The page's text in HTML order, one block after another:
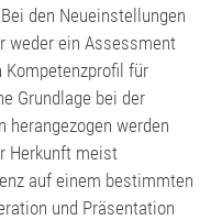
den Neueinstellungen
weder ein Assessment
Kompetenzprofil für
Grundlage bei der
herangezogen werden
Herkunft meist
auf einem bestimmten
und Präsentation